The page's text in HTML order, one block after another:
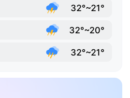
32°~21°
32°~20°
32°~21°